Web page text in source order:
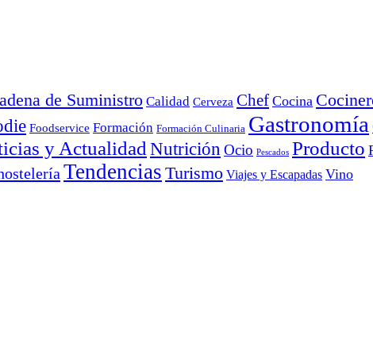
de Suministro Calidad Cerveza Chef Cocina
Foodservice Formación Formación Culinaria Gastronomía
y Actualidad Nutrición Ocio Pescados Producto
Tendencias Turismo Viajes y Escapadas Vino